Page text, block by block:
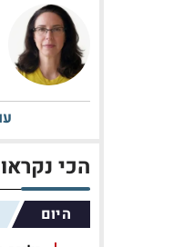
הכי
היום